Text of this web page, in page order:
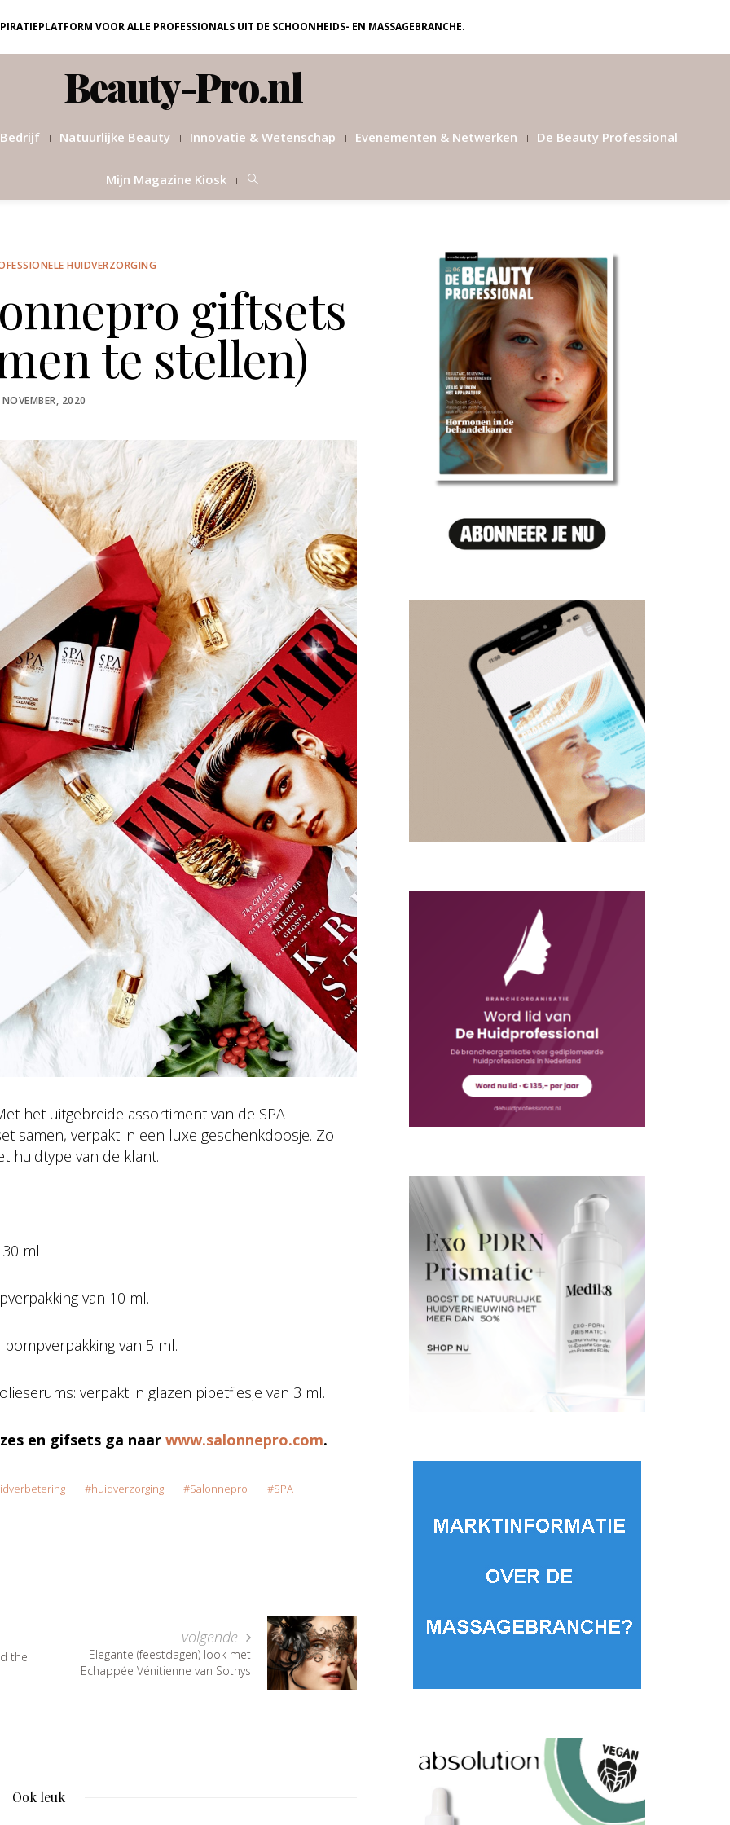
VOOR ALLE PROFESSIONALS UIT DE SCHOONHEIDS- EN MASSAGEBRANCHE.
Beauty-Pro.nl
Natuurlijke Beauty Innovatie & Wetenschap Evenementen & Netwerken De Beauty Professional
Mijn Magazine Kiosk
HUIDVERZORGING
giftsets
te stellen)
2020
het uitgebreide assortiment van de SPA
samen, verpakt in een luxe geschenkdoosje. Zo
huidtype van de klant.
ml
van 10 ml.
van 5 ml.
verpakt in glazen pipetflesje van 3 ml.
en gifsets ga naar www.salonnepro.com.
huidverzorging Salonnepro SPA
the
volgende
Elegante (feestdagen) look met
Echappée Vénitienne van Sothys
Ook leuk